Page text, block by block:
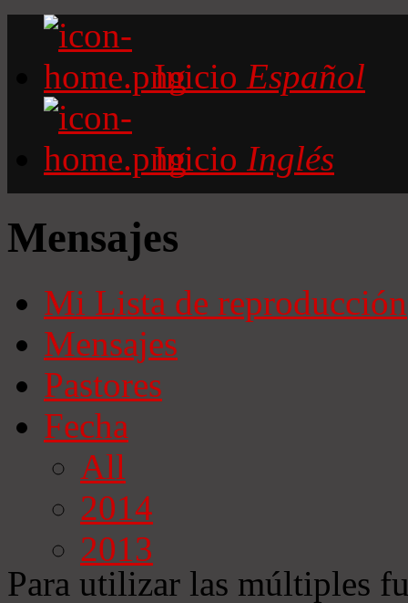
Inicio Español
Inicio Inglés
Mensajes
Mi Lista de reproducción
Mensajes
Pastores
Fecha
All
2014
2013
Para utilizar las múltiples